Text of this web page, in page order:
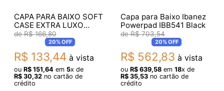
CAPA PARA BAIXO SOFT
CASE EXTRA LUXO
START 678
R$ 166,80
20%OFF
R$ 133,44 à vista
ou R$ 151,64em 5x de
R$ 30,32no cartão de
crédito
Capa para Baixo Ibanez
Powerpad IBB541 Black
R$ 703,54
20%OFF
R$ 562,83 à vista
ou R$ 639,58em 18x de
R$ 35,53no cartão de
crédito